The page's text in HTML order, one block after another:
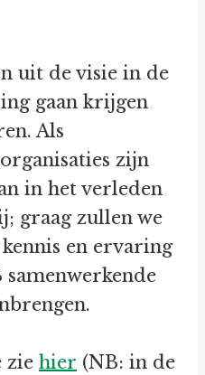
uit de visie in de
gaan krijgen
Als
zijn
in het verleden
graag zullen we
en ervaring
zie hier (NB: in de